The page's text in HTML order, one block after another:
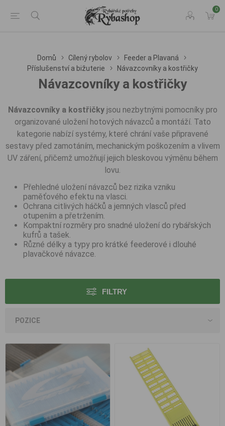
0
Domů Cílený rybolov
Feeder a Plavaná
Příslušenství a bižuterie
Návazcovníky a kostřičky
Návazcovníky a kostřičky
Návazcovníky a kostřičkyjsou nezbytnými pomocníky pro
organizované uložení hotových návazců a montáží. Tato
kategorie nabízí systémy, které chrání vaše připravené
sestavy před zamotáním, mechanickým poškozením a vlivem
UV záření, přičemž umožňují jejich bleskovou výměnu během
lovu.
Přehledné uložení návazců bez rizika vzniku
paměťového efektu na vlasci.
Ochrana citlivých háčků a jemných vlasců před
otupením a přetržením.
Kompaktní rozměry pro snadné uložení do rybářských
kufrů a tašek.
Různé délky a typy pro krátké feederové i dlouhé
plavačkové návazce.
FILTRY